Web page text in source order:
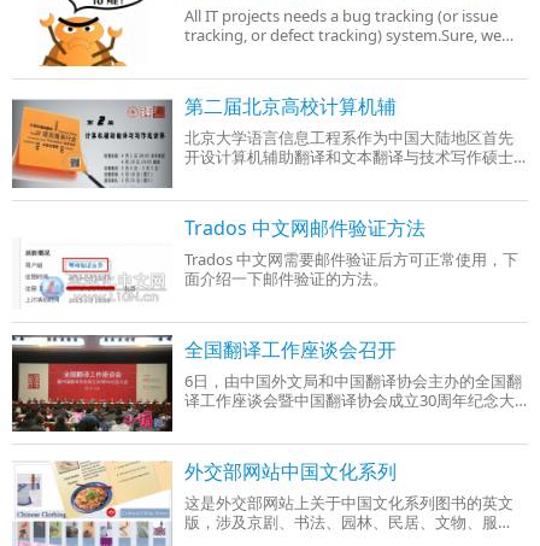
All IT projects needs a bug tracking (or issue
tracking, or defect tracking) system.Sure, we
development project.
第二届北京高校计算机辅
北京大学语言信息工程系作为中国大陆地区首先
开设计算机辅助翻译和文本翻译与技术写作硕士
写作方面有独特的优势。
Trados 中文网邮件验证方法
Trados 中文网需要邮件验证后方可正常使用，下
面介绍一下邮件验证的方法。
全国翻译工作座谈会召开
6日，由中国外文局和中国翻译协会主办的全国翻
译工作座谈会暨中国翻译协会成立30周年纪念大
研究翻译工作的全国性会议。
外交部网站中国文化系列
这是外交部网站上关于中国文化系列图书的英文
版，涉及京剧、书法、园林、民居、文物、服